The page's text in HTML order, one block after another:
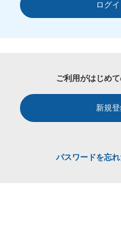
ログ
ご利用がはじめ
新規
パスワードを忘